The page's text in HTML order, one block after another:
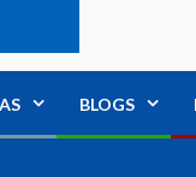
BLOGS